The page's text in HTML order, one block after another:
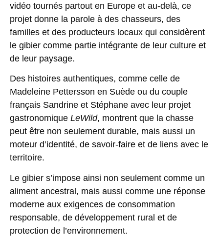
vidéo tournés partout en Europe et au-delà, ce
projet donne la parole à des chasseurs, des
familles et des producteurs locaux qui considèrent
le gibier comme partie intégrante de leur culture et
de leur paysage.
Des histoires authentiques, comme celle de
Madeleine Pettersson en Suède ou du couple
français Sandrine et Stéphane avec leur projet
gastronomique LeWild, montrent que la chasse
peut être non seulement durable, mais aussi un
moteur d’identité, de savoir-faire et de liens avec le
territoire.
Le gibier s’impose ainsi non seulement comme un
aliment ancestral, mais aussi comme une réponse
moderne aux exigences de consommation
responsable, de développement rural et de
protection de l’environnement.